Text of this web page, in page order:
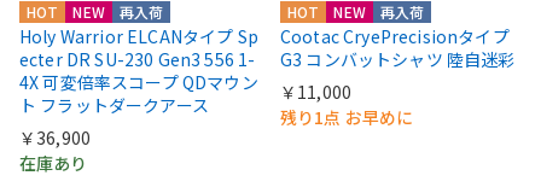
HOT NEW 再入荷
Holy Warrior ELCANタイプ Sp
ecter DR SU-230 Gen3 556 1-
4X 可変倍率スコープ QDマウン
ト フラットダークアース
￥36,900
在庫あり
HOT NEW 再入荷
Cootac CryePrecisionタイプ
G3 コンバットシャツ 陸自迷彩
￥11,000
残り1点 お早めに